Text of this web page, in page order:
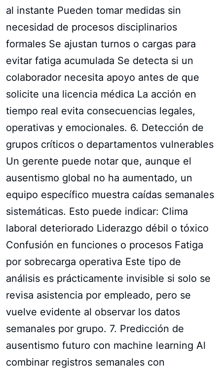
al instante Pueden tomar medidas sin
necesidad de procesos disciplinarios
formales Se ajustan turnos o cargas para
evitar fatiga acumulada Se detecta si un
colaborador necesita apoyo antes de que
solicite una licencia médica La acción en
tiempo real evita consecuencias legales,
operativas y emocionales. 6. Detección de
grupos críticos o departamentos vulnerables
Un gerente puede notar que, aunque el
ausentismo global no ha aumentado, un
equipo específico muestra caídas semanales
sistemáticas. Esto puede indicar: Clima
laboral deteriorado Liderazgo débil o tóxico
Confusión en funciones o procesos Fatiga
por sobrecarga operativa Este tipo de
análisis es prácticamente invisible si solo se
revisa asistencia por empleado, pero se
vuelve evidente al observar los datos
semanales por grupo. 7. Predicción de
ausentismo futuro con machine learning Al
combinar registros semanales con